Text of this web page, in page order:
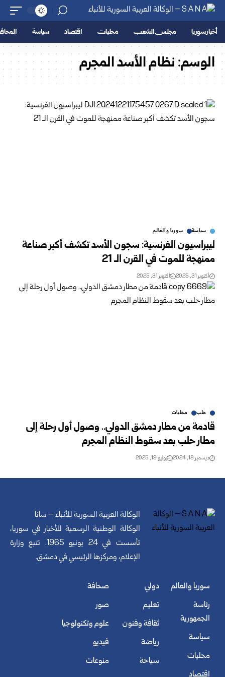
أخبار سوريا مجلس الشعب محليات اقتصاد سياسة
الوسم:نظام الأسد المجرم
سياسة سوريا والعالم
ليبراسيون الفرنسية: سجون الأسد تكشف أكبر صناعة
ممنهجة للموت في القرن الـ 21
أكتوبر 31, 2025 أكتوبر 31, 2025
حلب محليات
قادمة من مطار دمشق الدولي.. وصول أول رحلة إلى
مطار حلب بعد سقوط النظام المجرم
ديسمبر 18, 2024 يوليو 19, 2025
الوكالة العربية السورية للأنباء – سانا
الوكالة الوطنية الرسمية للأخبار في سوريا،
تأسست في 24 يونيو 1965. تتبع وزارة
الإعلام، ومركزها الرئيسي في دمشق.
سوريا والعالم
رئاسة
الجمهورية
سياسة
محليات
اقتصاد
دولي
تعليم
ثقافة وفنون
رياضة
سياحة
صحافة
صور
علوم وتكنولوجيا
فيديو
منوعات